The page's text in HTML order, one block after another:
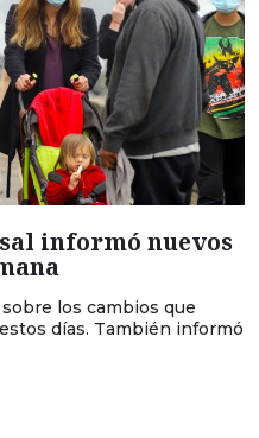
informó nuevos
los cambios que
días. También informó